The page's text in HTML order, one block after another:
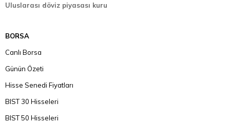
Uluslarası döviz piyasası kuru
BORSA
Canlı Borsa
Günün Özeti
Hisse Senedi Fiyatları
BIST 30 Hisseleri
BIST 50 Hisseleri